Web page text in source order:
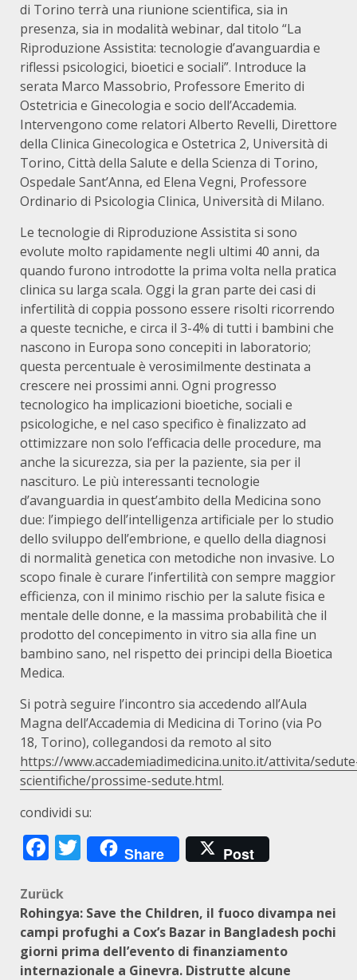
di Torino terrà una riunione scientifica, sia in
presenza, sia in modalità webinar, dal titolo “La
Riproduzione Assistita: tecnologie d’avanguardia e
riflessi psicologici, bioetici e sociali”. Introduce la
serata Marco Massobrio, Professore Emerito di
Ostetricia e Ginecologia e socio dell’Accademia.
Intervengono come relatori Alberto Revelli, Direttore
della Clinica Ginecologica e Ostetrica 2, Università di
Torino, Città della Salute e della Scienza di Torino,
Ospedale Sant’Anna, ed Elena Vegni, Professore
Ordinario di Psicologia Clinica, Università di Milano.
Le tecnologie di Riproduzione Assistita si sono
evolute molto rapidamente negli ultimi 40 anni, da
quando furono introdotte la prima volta nella pratica
clinica su larga scala. Oggi la gran parte dei casi di
infertilità di coppia possono essere risolti ricorrendo
a queste tecniche, e circa il 3-4% di tutti i bambini che
nascono in Europa sono concepiti in laboratorio;
questa percentuale è verosimilmente destinata a
crescere nei prossimi anni. Ogni progresso
tecnologico ha implicazioni bioetiche, sociali e
psicologiche, e nel caso specifico è finalizzato ad
ottimizzare non solo l’efficacia delle procedure, ma
anche la sicurezza, sia per la paziente, sia per il
nascituro. Le più interessanti tecnologie
d’avanguardia in quest’ambito della Medicina sono
due: l’impiego dell’intelligenza artificiale per lo studio
dello sviluppo dell’embrione, e quello della diagnosi
di normalità genetica con metodiche non invasive. Lo
scopo finale è curare l’infertilità con sempre maggior
efficienza, con il minimo rischio per la salute fisica e
mentale delle donne, e la massima probabilità che il
prodotto del concepimento in vitro sia alla fine un
bambino sano, nel rispetto dei principi della Bioetica
Medica.
Si potrà seguire l’incontro sia accedendo all’Aula
Magna dell’Accademia di Medicina di Torino (via Po
18, Torino), collegandosi da remoto al sito
https://www.accademiadimedicina.unito.it/attivita/
scientifiche/prossime-sedute.html.
condividi su:
Facebook
Twitter
Share Post
Beitragsnavigation
Zurück
Rohingya: Save the Children, il fuoco divampa nei
campi profughi a Cox’s Bazar in Bangladesh pochi
giorni prima dell’evento di finanziamento
internazionale a Ginevra. Distrutte alcune